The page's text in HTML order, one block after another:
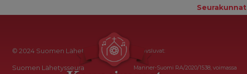
Seurakunnat
© 2024 Suomen Lähetysseura
Suomen Lähetysseura
Keräysluvat:
Manner-Suomi RA/2020/1538, voimassa